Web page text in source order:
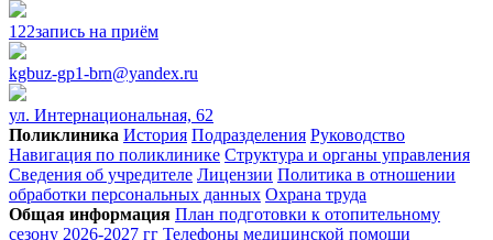
122запись на приём
kgbuz-gp1-brn@yandex.ru
ул. Интернациональная, 62
Поликлиника История Подразделения Руководство
Навигация по поликлинике Структура и органы управления
Сведения об учредителе Лицензии Политика в отношении
обработки персональных данных Охрана труда
Общая информация План подготовки к отопительному
сезону 2026-2027 гг Телефоны медицинской помощи